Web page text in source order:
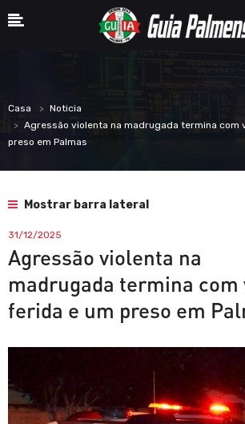
Casa
Noticia
Agressão violenta na madrugada termina com
preso em Palmas
Mostrar barra lateral
31/12/2025
Agressão violenta na
madrugada termina com
ferida e um preso em